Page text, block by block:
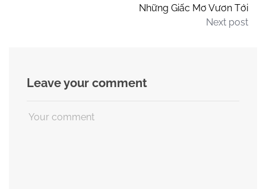
Những Giấc Mơ Vươn Tới
Next post
Leave your comment